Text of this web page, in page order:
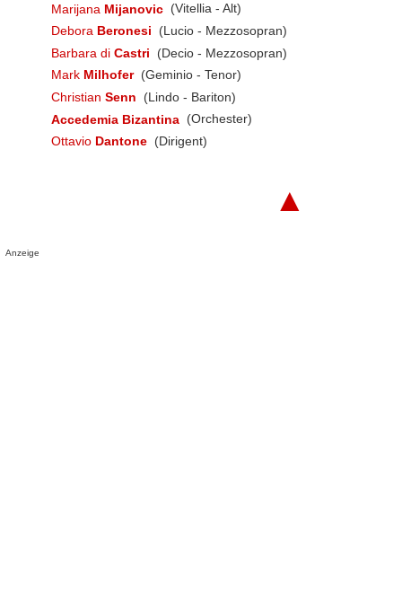
Marijana Mijanovic (Vitellia - Alt)
Debora Beronesi
(Lucio - Mezzosopran)
Barbara di Castri
(Decio - Mezzosopran)
Mark Milhofer (Geminio - Tenor)
Christian Senn
(Lindo - Bariton)
Accedemia Bizantina (Orchester)
Ottavio Dantone (Dirigent)
▲
Anzeige